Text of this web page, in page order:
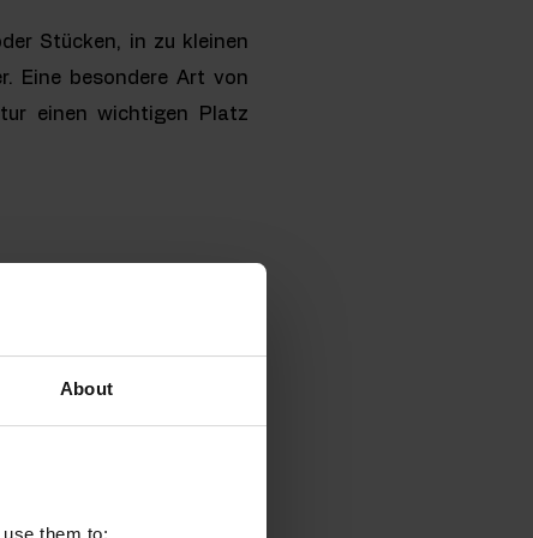
About
them to:
Stücken, in zu kleinen
Eine besondere Art von
einen wichtigen Platz
Es ist ein wichtiger